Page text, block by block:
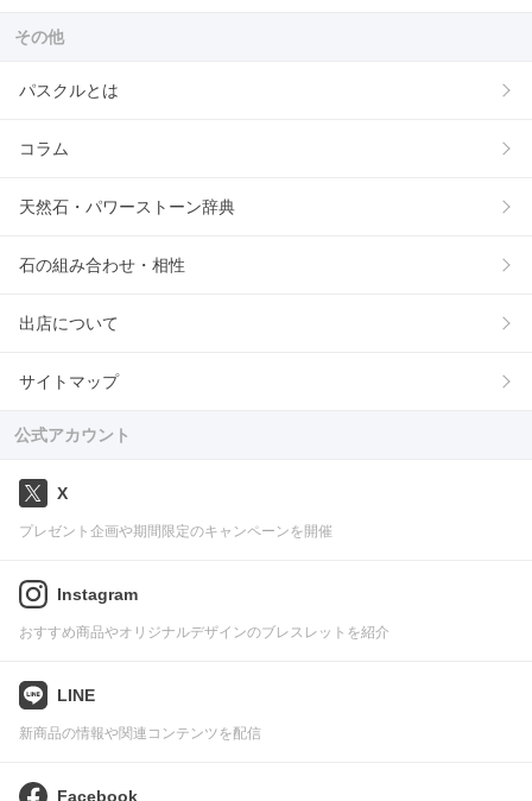
その他
パスクルとは
コラム
天然石・パワーストーン辞典
石の組み合わせ・相性
出店について
サイトマップ
公式アカウント
X
プレゼント企画や期間限定のキャンペーンを開催
Instagram
おすすめ商品やオリジナルデザインのブレスレットを紹介
LINE
新商品の情報や関連コンテンツを配信
Facebook